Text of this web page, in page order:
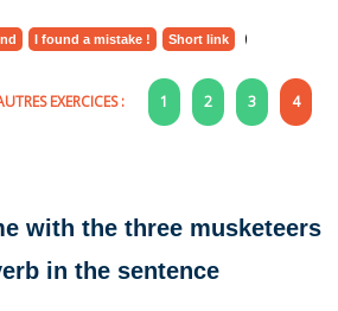
I found a mistake ! Short link
EXERCICES : 1 2 3 4
with the three musketeers
in the sentence